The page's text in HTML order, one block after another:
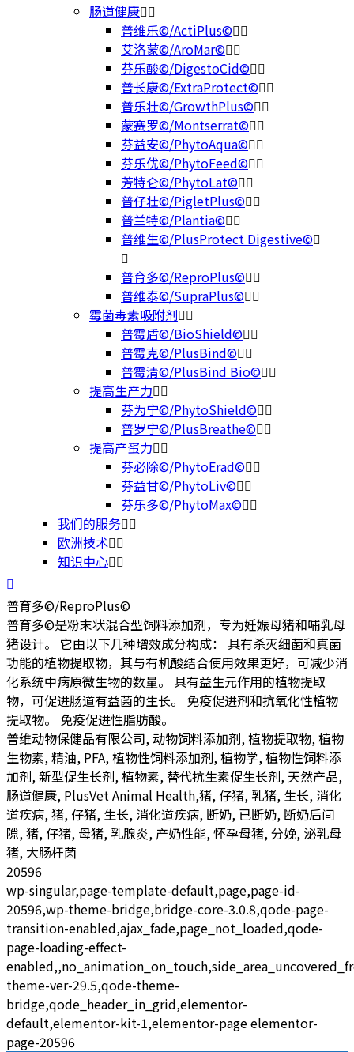
肠道健康
普维乐©/ActiPlus©
艾洛蒙©/AroMar©
芬乐酸©/DigestoCid©
普长康©/ExtraProtect©
普乐壮©/GrowthPlus©
蒙赛罗©/Montserrat©
芬益安©/PhytoAqua©
芬乐优©/PhytoFeed©
芳特仑©/PhytoLat©
普仔壮©/PigletPlus©
普兰特©/Plantia©
普维生©/PlusProtect Digestive©
普育多©/ReproPlus©
普维泰©/SupraPlus©
霉菌毒素吸附剂
普霉盾©/BioShield©
普霉克©/PlusBind©
普霉清©/PlusBind Bio©
提高生产力
芬为宁©/PhytoShield©
普罗宁©/PlusBreathe©
提高产蛋力
芬必除©/PhytoErad©
芬益甘©/PhytoLiv©
芬乐多©/PhytoMax©
我们的服务
欧洲技术
知识中心
普育多©/ReproPlus©
普育多©是粉末状混合型饲料添加剂，专为妊娠母猪和哺乳母
猪设计。 它由以下几种增效成分构成： 具有杀灭细菌和真菌
功能的植物提取物，其与有机酸结合使用效果更好，可减少消
化系统中病原微生物的数量。 具有益生元作用的植物提取
物，可促进肠道有益菌的生长。 免疫促进剂和抗氧化性植物
提取物。 免疫促进性脂肪酸。
普维动物保健品有限公司, 动物饲料添加剂, 植物提取物, 植物
生物素, 精油, PFA, 植物性饲料添加剂, 植物学, 植物性饲料添
加剂, 新型促生长剂, 植物素, 替代抗生素促生长剂, 天然产品,
肠道健康, PlusVet Animal Health,猪, 仔猪, 乳猪, 生长, 消化
道疾病, 猪, 仔猪, 生长, 消化道疾病, 断奶, 已断奶, 断奶后间
隙, 猪, 仔猪, 母猪, 乳腺炎, 产奶性能, 怀孕母猪, 分娩, 泌乳母
猪, 大肠杆菌
20596
wp-singular,page-template-default,page,page-id-
20596,wp-theme-bridge,bridge-core-3.0.8,qode-page-
transition-enabled,ajax_fade,page_not_loaded,qode-
page-loading-effect-
theme-ver-29.5,qode-theme-
bridge,qode_header_in_grid,elementor-
default,elementor-kit-1,elementor-page elementor-
page-20596